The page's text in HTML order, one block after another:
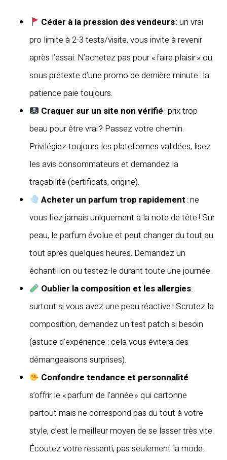
Céder à la pression des vendeurs: un vrai
pro limite à 2-3 tests/visite, vous invite à revenir
après l’essai. N’achetez pas pour « faire plaisir » ou
sous prétexte d’une promo de dernière minute : la
patience paie toujours.
Craquer sur un site non vérifié: prix trop
beau pour être vrai ? Passez votre chemin.
Privilégiez toujours les plateformes validées, lisez
les avis consommateurs et demandez la
traçabilité (certificats, origine).
Acheter un parfum trop rapidement: ne
vous fiez jamais uniquement à la note de tête ! Sur
peau, le parfum évolue et peut changer du tout au
tout après quelques heures. Demandez un
échantillon ou testez-le durant toute une journée.
Oublier la composition et les allergies:
surtout si vous avez une peau réactive ! Scrutez la
composition, demandez un test patch si besoin
(astuce d’expérience : cela vous évitera des
démangeaisons surprises).
Confondre tendance et personnalité:
s’offrir le « parfum de l’année » qui cartonne
partout mais ne correspond pas du tout à votre
style, c’est le meilleur moyen de se lasser très vite.
Écoutez votre ressenti, pas seulement la mode.